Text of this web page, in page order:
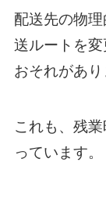
配送先の物
送ルートを
おそれがあり
これも、残
っています。